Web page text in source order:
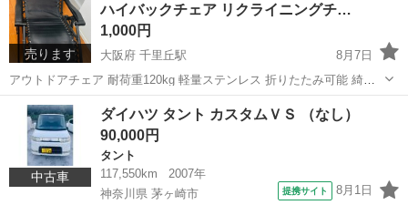
売ります
ハイバックチェア リクライニングチ…
1,000円
大阪府 千里丘駅
8月7日
アウトドアチェア 耐荷重120kg 軽量ステンレス 折りたたみ可能 綺麗
ですが 数回使っていますので、神経質な方はご遠慮下さい お気軽にお
問い合わせ下さい(^^)
大阪 吹田市 千里丘駅 椅子
中古車
ダイハツ タント カスタムＶＳ （なし）
90,000円
タント
117,550km
2007年
神奈川県 茅ヶ崎市
提携サイト 8月1日